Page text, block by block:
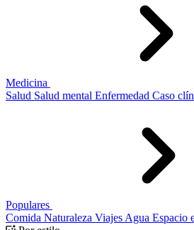
Medicina
Salud Salud mental Enfermedad Caso
Populares
Comida Naturaleza Viajes Agua Espacio